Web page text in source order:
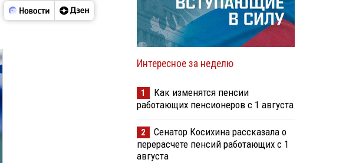
Интересное за неделю
1
Как изменятся пенсии
работающих пенсионеров с 1 августа
2
Сенатор Косихина рассказала о
перерасчете пенсий работающих с 1
августа